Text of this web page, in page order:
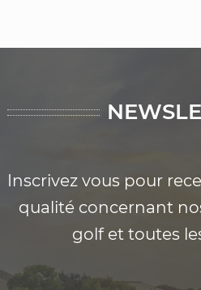
Inscrivez vous pour
qualité concernant
golf et toutes